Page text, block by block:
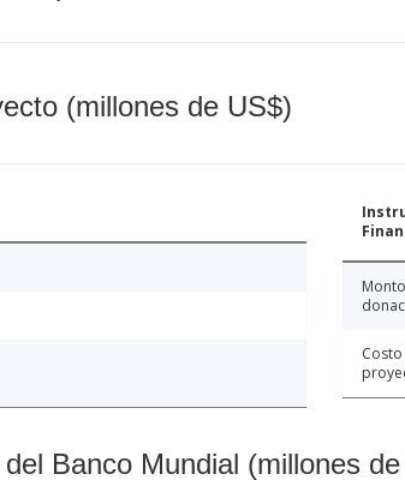
(millones de US$)
Banco Mundial (millones